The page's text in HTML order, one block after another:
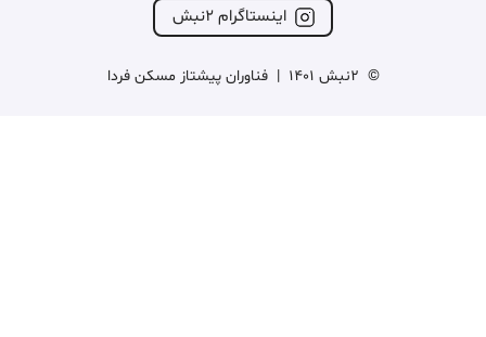
اینستاگرام ۲نبش
© 2نبش 1401 | فناوران پیشتاز مسکن فردا